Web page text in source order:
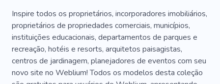
Palmas
Instalação De Gramado Enrolado
Inspire todos os proprietários, incorporadores imobiliários,
proprietários de propriedades comerciais, municípios,
instituições educacionais, departamentos de parques e
recreação, hotéis e resorts, arquitetos paisagistas,
centros de jardinagem, planejadores de eventos com seu
novo site no Weblium! Todos os modelos desta coleção